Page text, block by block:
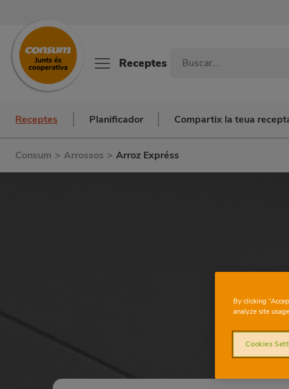
Receptes
Receptes Planificador Compartix la teua
Consum > Arrossos > Arroz Expréss
By clicking
analyze site
Cookies